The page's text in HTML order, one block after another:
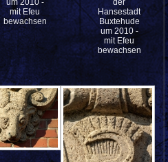
um 2010 -
mit Efeu
bewachsen
der
Hansestadt
Buxtehude
um 2010 -
mit Efeu
bewachsen